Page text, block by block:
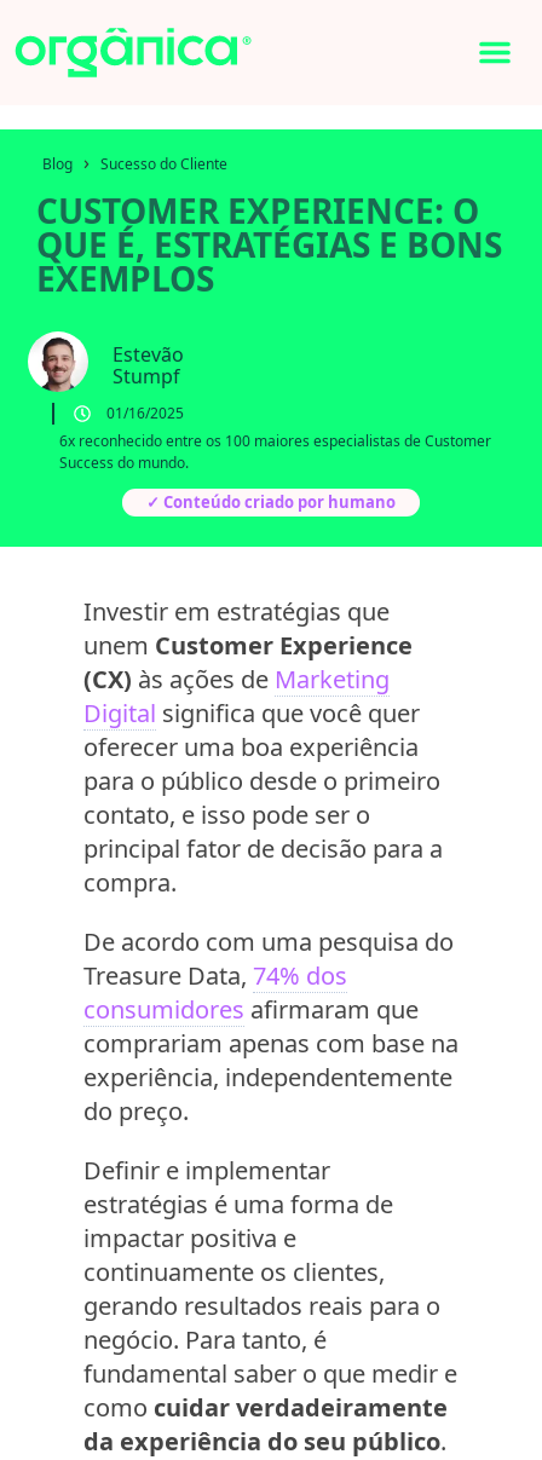
Blog › Sucesso do Cliente
CUSTOMER EXPERIENCE: O
QUE É, ESTRATÉGIAS E BONS
EXEMPLOS
Estevão
Stumpf
01/16/2025
6x reconhecido entre os 100 maiores especialistas de Customer
Success do mundo.
✓ Conteúdo criado por humano
Investir em estratégias que
unem Customer Experience
(CX) às ações de Marketing
Digital significa que você quer
oferecer uma boa experiência
para o público desde o primeiro
contato, e isso pode ser o
principal fator de decisão para a
compra.
De acordo com uma pesquisa do
Treasure Data, 74% dos
consumidores afirmaram que
comprariam apenas com base na
experiência, independentemente
do preço.
Definir e implementar
estratégias é uma forma de
impactar positiva e
continuamente os clientes,
gerando resultados reais para o
negócio. Para tanto, é
fundamental saber o que medir e
como cuidar verdadeiramente
da experiência do seu público.